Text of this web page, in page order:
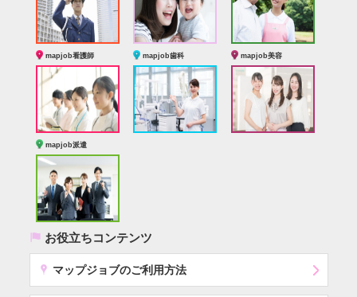
mapjob看護師 mapjob歯科 mapjob美容
mapjob派遣
( お役立ちコンテンツ
x マップジョブのご利用方法